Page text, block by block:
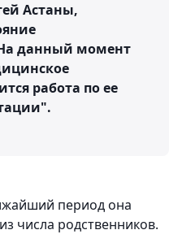
Астаны,
данный момент
работа по ее
период она
числа родственников.